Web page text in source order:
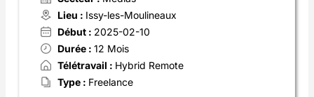
Lieu : Issy-les-Moulineaux
Début : 2025-02-10
Durée :12 Mois
Télétravail : Hybrid Remote
Type : Freelance